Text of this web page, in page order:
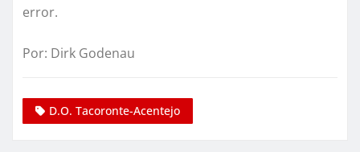
error.
Por: Dirk Godenau
D.O. Tacoronte-Acentejo